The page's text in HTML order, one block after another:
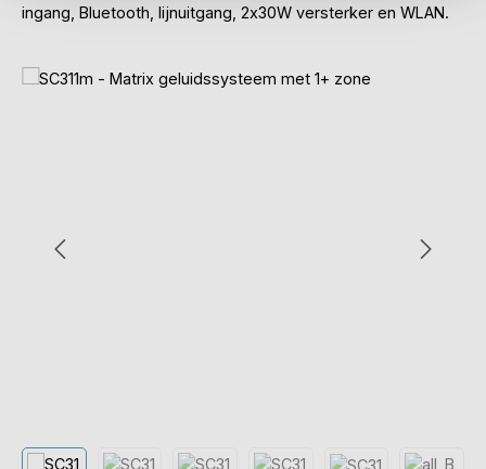
ingang, Bluetooth, lijnuitgang, 2x30W versterker en WLAN.
Afbeeldingengalerij overslaan